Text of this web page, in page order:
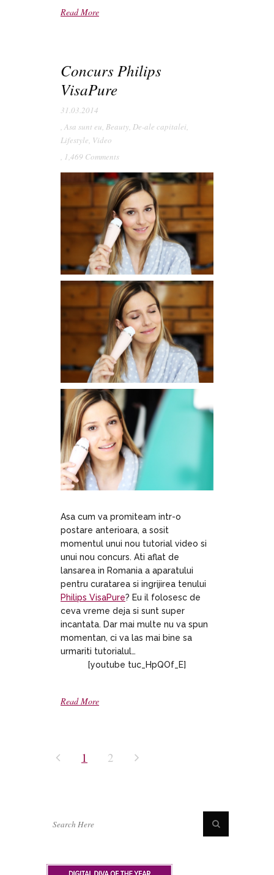
Read More
Concurs Philips
VisaPure
31.03.2014
, Asa sunt eu, Beauty, De-ale capitalei,
Lifestyle, Video
, 1,469 Comments
Asa cum va promiteam intr-o
postare anterioara, a sosit
momentul unui nou tutorial video si
unui nou concurs. Ati aflat de
lansarea in Romania a aparatului
pentru curatarea si ingrijirea tenului
Philips VisaPure? Eu il folosesc de
ceva vreme deja si sunt super
incantata. Dar mai multe nu va spun
momentan, ci va las mai bine sa
urmariti tutorialul…
[youtube tuc_HpQOf_E]
Read More
1 2